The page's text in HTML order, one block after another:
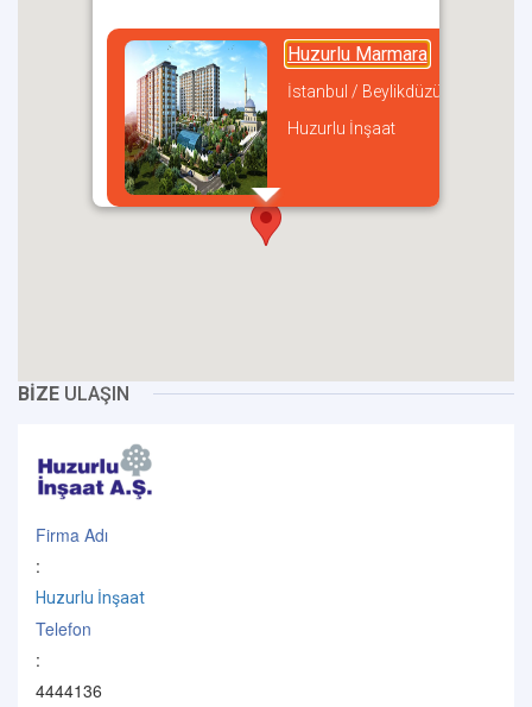
Huzurlu Marmara
İstanbul / Beylikdüzü
Huzurlu İnşaat
BİZE ULAŞIN
Firma Adı
:
Huzurlu İnşaat
Telefon
:
4444136